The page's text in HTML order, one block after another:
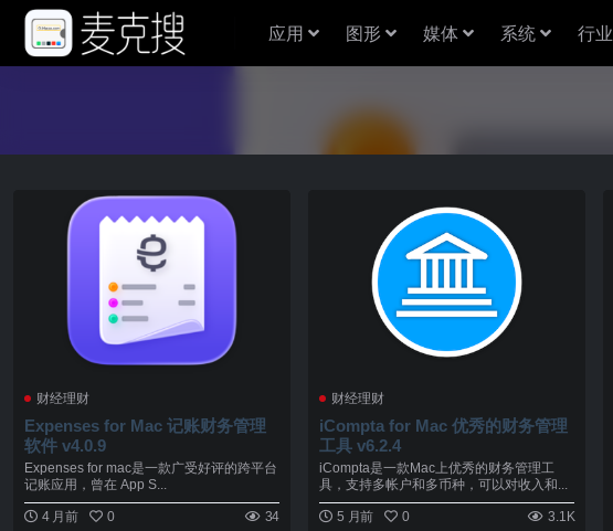
应用 图形 媒体 系统 行业
财经理财
Expenses for Mac 记账财务管理
软件 v4.0.9
Expenses for mac是一款广受好评的跨平台
记账应用，曾在 App S...
4 月前 0 34
财经理财
iCompta for Mac 优秀的财务管理
工具 v6.2.4
iCompta是一款Mac上优秀的财务管理工
具，支持多帐户和多币种，可以对收入和...
5 月前 0 3.1K